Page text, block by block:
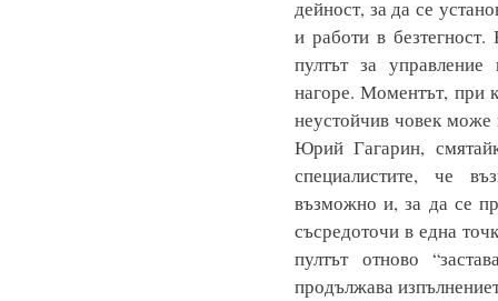
дейност, за да се
и работи в
пултът за
нагоре. Моментът, при
неустойчив човек може
Юрий Гагарин,
специалистите, че
възможно и, за да се
съсредоточи в една
пултът отново
продължава